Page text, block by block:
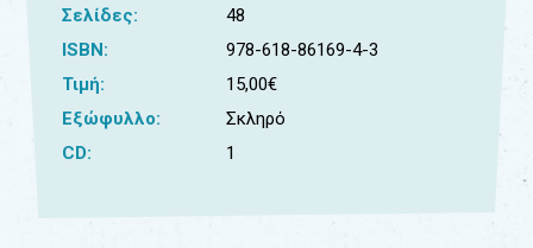
Σελίδες:
48
ISBN:
978-618-86169-4-3
Τιμή:
15,00€
Εξώφυλλο:
Σκληρό
CD:
1
τους:
γονείς
εκπαιδευτικούς